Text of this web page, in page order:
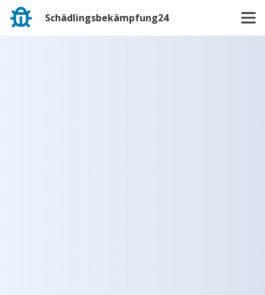
Schädlingsbekämpfung24